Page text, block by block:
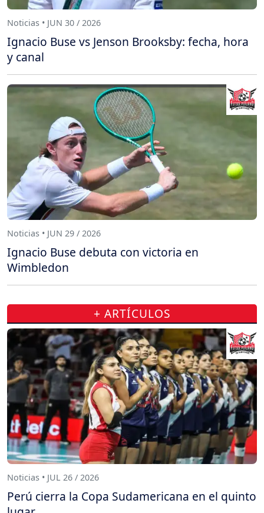
Noticias • JUN 30 / 2026
Ignacio Buse vs Jenson Brooksby: fecha, hora
y canal
Noticias • JUN 29 / 2026
Ignacio Buse debuta con victoria en
Wimbledon
+ ARTÍCULOS
Noticias • JUL 26 / 2026
Perú cierra la Copa Sudamericana en el quinto